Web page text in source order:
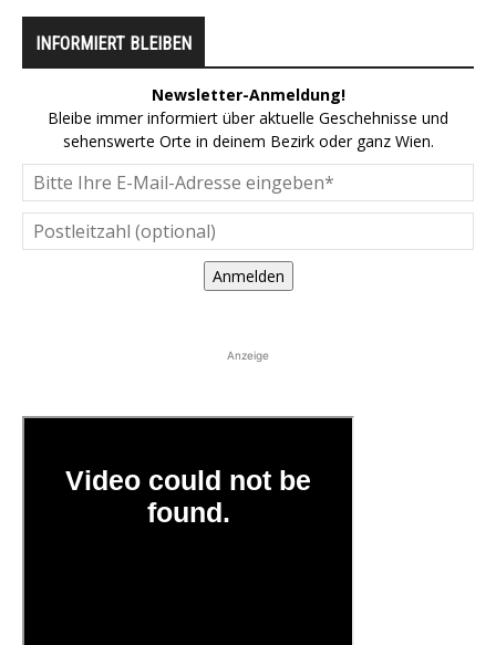
INFORMIERT BLEIBEN
Newsletter-Anmeldung!
Bleibe immer informiert über aktuelle Geschehnisse und
sehenswerte Orte in deinem Bezirk oder ganz Wien.
Anmelden
Anzeige